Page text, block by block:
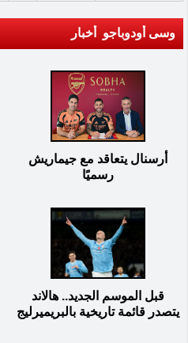
وسى أودوباجو أخبار
أرسنال يتعاقد مع جيماريش
رسميًا
قبل الموسم الجديد.. هالاند
يتصدر قائمة تاريخية بالبريميرليج